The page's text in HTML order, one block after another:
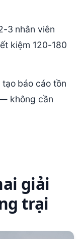
3 nhân viên
kiệm 120-180
tạo báo cáo tồn
không cần
giải
trại